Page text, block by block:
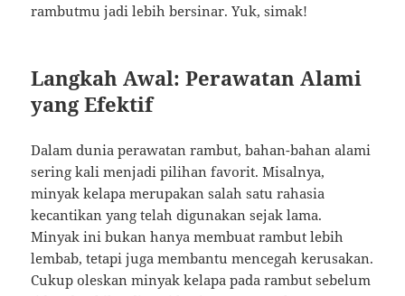
rambutmu jadi lebih bersinar. Yuk, simak!
Langkah Awal: Perawatan Alami
yang Efektif
Dalam dunia perawatan rambut, bahan-bahan alami
sering kali menjadi pilihan favorit. Misalnya,
minyak kelapa merupakan salah satu rahasia
kecantikan yang telah digunakan sejak lama.
Minyak ini bukan hanya membuat rambut lebih
lembab, tetapi juga membantu mencegah kerusakan.
Cukup oleskan minyak kelapa pada rambut sebelum